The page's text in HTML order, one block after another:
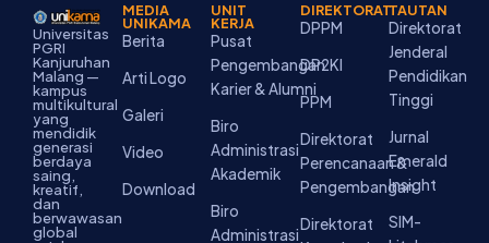
Universitas
PGRI
Kanjuruhan
Malang —
kampus
multikultural
yang
mendidik
generasi
berdaya
saing,
kreatif,
dan
berwawasan
global
MEDIA
UNIKAMA
Berita
Arti Logo
Galeri
Video
Download
UNIT
KERJA
Pusat
Pengembangan
Karier & Alumni
Biro
Administrasi
Akademik
Biro
Administrasi
DIREKTORAT
DPPM
DP2KI
PPM
Direktorat
Perencanaan &
Pengembangan
Direktorat
TAUTAN
Direktorat
Jenderal
Pendidikan
Tinggi
Jurnal
Emerald
Insight
SIM-